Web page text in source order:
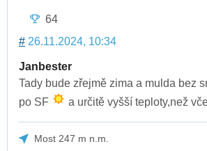
64
# 26.11.2024, 10:34
Janbester
Tady bude zřejmě zima a mulda bez
po SF
a určitě vyšší teploty,než
Most 247 m n.m.